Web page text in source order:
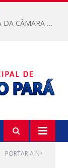
VEREADORA KEILA ASSUME A PRESIDÊNCIA DA CÂMARA MUNICIPAL.
PORTARIA Nº